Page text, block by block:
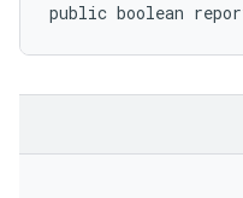
public boolean